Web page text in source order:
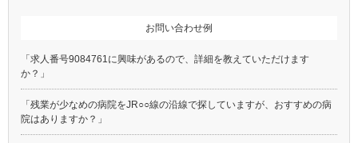
お問い合わせ例
「求人番号9084761に興味があるので、詳細を教えていただけます
か？」
「残業が少なめの病院をJR○○線の沿線で探していますが、おすすめの病
院はありますか？」